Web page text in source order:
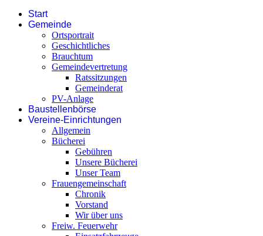
Start
Gemeinde
Ortsportrait
Geschichtliches
Brauchtum
Gemeindevertretung
Ratssitzungen
Gemeinderat
PV-Anlage
Baustellenbörse
Vereine-Einrichtungen
Allgemein
Bücherei
Gebühren
Unsere Bücherei
Unser Team
Frauengemeinschaft
Chronik
Vorstand
Wir über uns
Freiw. Feuerwehr